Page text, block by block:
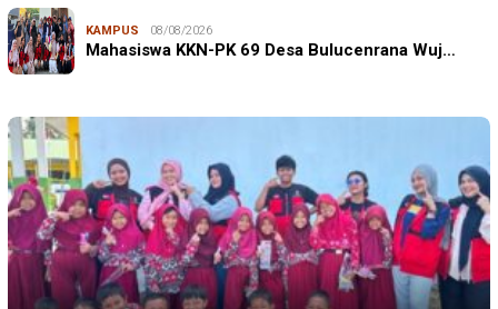
KAMPUS 08/08/2026
Mahasiswa KKN-PK 69 Desa Bulucenrana Wuj…